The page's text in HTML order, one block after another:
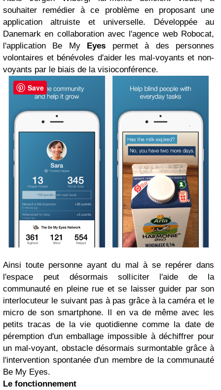
souhaiter remédier à ce problème en proposant une
application altruiste et universelle. Développée au
Danemark en collaboration avec l'agence web Robocat,
l'application Be My Eyes permet à des personnes
volontaires et bénévoles d'aider les mal-voyants et non-
voyants par le biais de la visioconférence.
Ainsi toute personne ayant du mal à se repérer dans
l'espace peut désormais solliciter l'aide de la
communauté en pleine rue et se laisser guider par son
interlocuteur le suivant pas à pas grâce à la caméra et le
micro de son smartphone. Il en va de même avec les
petits tracas de la vie quotidienne comme la date de
péremption d'un emballage impossible à déchiffrer pour
un mal-voyant, obstacle désormais surmontable grâce à
l'intervention spontanée d'un membre de la communauté
Be My Eyes.
Le fonctionnement
Save